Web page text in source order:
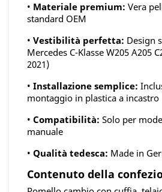
• Materiale premium: Vera
standard OEM
• Vestibilità perfetta: Design
Mercedes C-Klasse W205 A205
2021)
• Installazione semplice:
montaggio in plastica a incastro
• Compatibilità: Solo per
manuale
• Qualità tedesca: Made in
Contenuto della